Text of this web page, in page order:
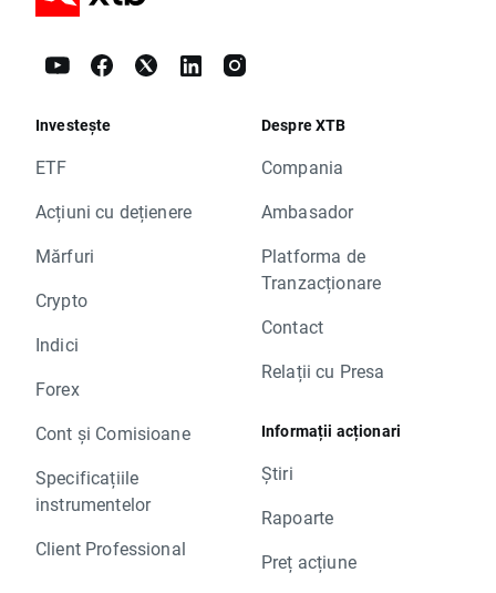
Investește
ETF
Acțiuni cu dețienere
Mărfuri
Crypto
Indici
Forex
Cont și Comisioane
Specificațiile
instrumentelor
Client Professional
Despre XTB
Compania
Ambasador
Platforma de
Tranzacționare
Contact
Relații cu Presa
Informații acționari
Știri
Rapoarte
Preț acțiune